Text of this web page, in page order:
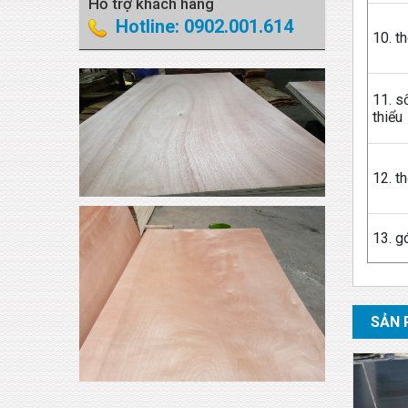
10.
11.
thiểu
12.
13.
SẢN
Hỗ trợ khách hàng
Hotline: 0902.001.614